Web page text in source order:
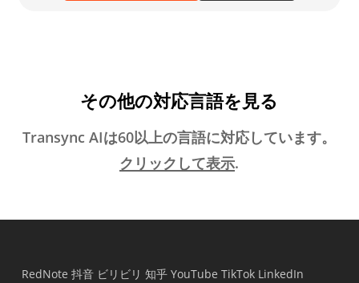
その他の対応言語を見る
Transync AIは60以上の言語に対応しています。
クリックして表示.
RedNote 抖音 ビリビリ 知乎 YouTube TikTok LinkedIn